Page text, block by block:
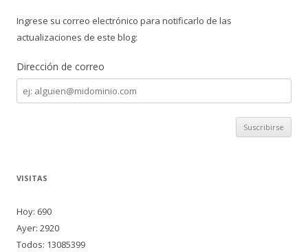
Ingrese su correo electrónico para notificarlo de las
actualizaciones de este blog:
Dirección de correo
Dirección
de
correo
VISITAS
Hoy: 690
Ayer: 2920
Todos: 13085399